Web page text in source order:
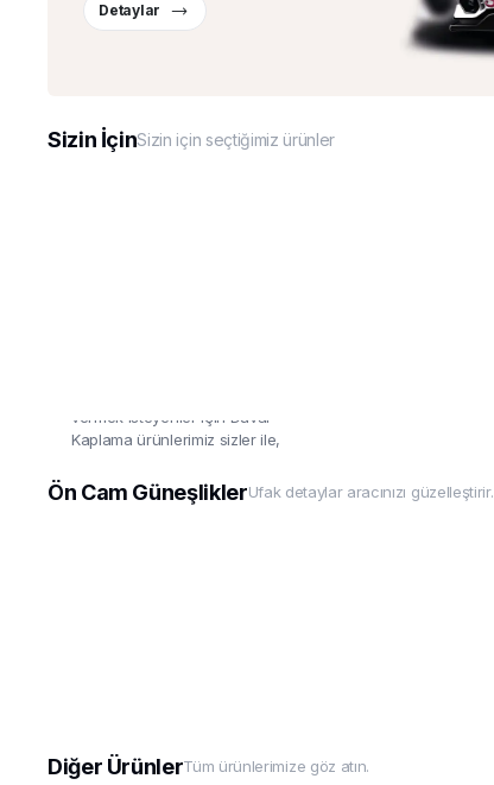
Detaylar
Sizin İçinSizin için seçtiğimiz ürünler
vermek isteyenler için Duvar
Kaplama ürünlerimiz sizler ile,
Ön Cam GüneşliklerUfak detaylar aracınızı güzelleştirir.
Diğer ÜrünlerTüm ürünlerimize göz atın.